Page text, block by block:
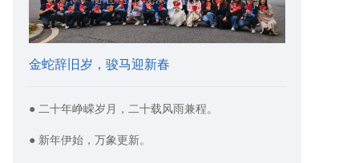
金蛇辞旧岁，骏马迎新春
● 二十年峥嵘岁月，二十载风雨兼程。
● 新年伊始，万象更新。